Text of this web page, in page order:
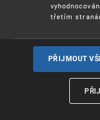
Označení
třetím
PŘIJMOUT